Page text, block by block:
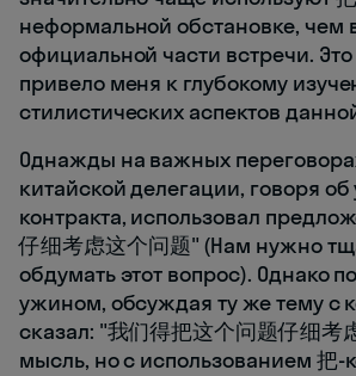
неформальной обстановке, чем
официальной части встречи.
привело меня к глубокому
стилистических аспектов
Однажды на важных
китайской делегации, говоря об
контракта, использовал
仔细考虑这个问题" (Нам нужно
обдумать этот вопрос). Однако
ужином, обсуждая ту же тему с
сказал: "我们得把这个问题仔细
мысль, но с использованием 把-